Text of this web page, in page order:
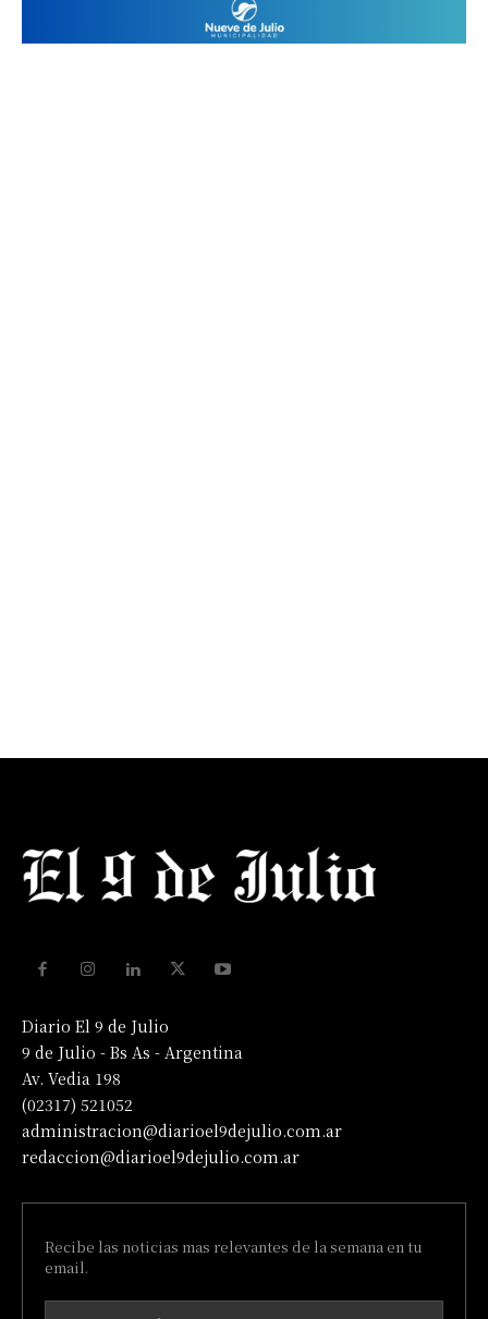
Diario El 9 de Julio
9 de Julio - Bs As - Argentina
Av. Vedia 198
(02317) 521052
administracion@diarioel9dejulio.com.ar
redaccion@diarioel9dejulio.com.ar
Recibe las noticias mas relevantes de la semana en tu
email.